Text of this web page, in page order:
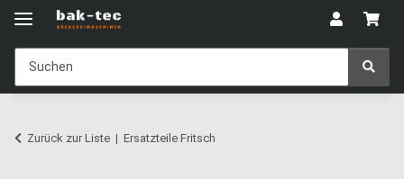
Zurück zur Liste Ersatzteile Fritsch